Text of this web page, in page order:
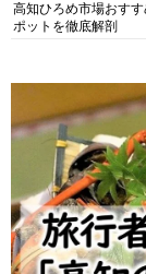
高知ひろめ市場おす
ポットを徹底解剖